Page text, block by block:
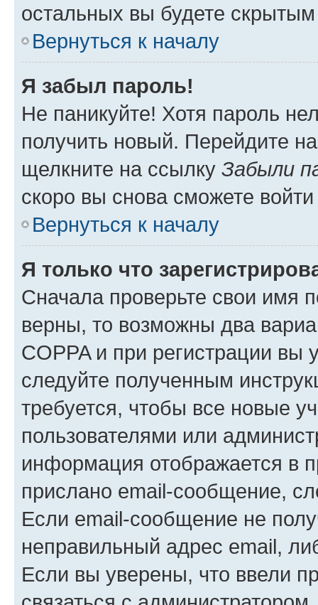
остальных вы будете
Вернуться к началу
Я забыл пароль!
Не паникуйте! Хотя пароль
получить новый. Перейдите
щелкните на ссылку Забыли
скоро вы снова сможете
Вернуться к началу
Я только что
Сначала проверьте свои имя
верны, то возможны два
COPPA и при регистрации вы
следуйте полученным
требуется, чтобы все новые
пользователями или
информация отображается в
прислано email-сообщение,
Если email-сообщение не
неправильный адрес email,
Если вы уверены, что ввели